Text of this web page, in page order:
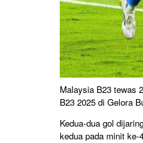
Malaysia B23 tewas
B23 2025 di Gelora
Kedua-dua gol
kedua pada minit ke-